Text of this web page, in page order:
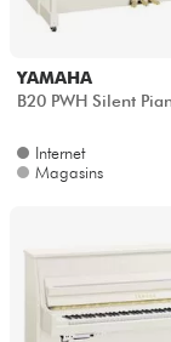
YAMAHA
B20 PWH Silent
Internet
Magasins